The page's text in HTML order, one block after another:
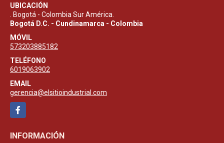
UBICACIÓN
. Bogotá - Colombia Sur América.
Bogotá D.C. - Cundinamarca - Colombia
MÓVIL
573203885182
TELÉFONO
6019063902
EMAIL
gerencia@elsitioindustrial.com
Facebook
INFORMACIÓN